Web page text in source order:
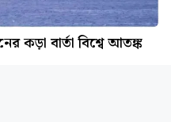
কড়া বার্তা বিশ্বে আতঙ্ক